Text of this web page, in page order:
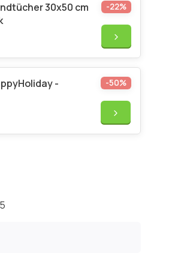
30x50 cm
-22%
-
-50%